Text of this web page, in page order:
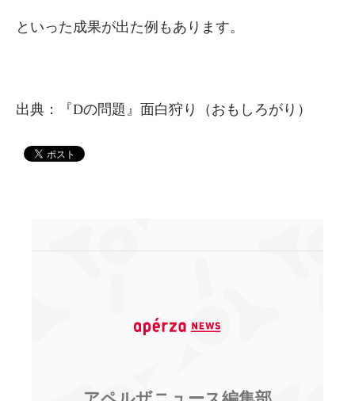
といった成果が出た例もあります。
出典：『Dの問題』面白狩り（おもしろがり）